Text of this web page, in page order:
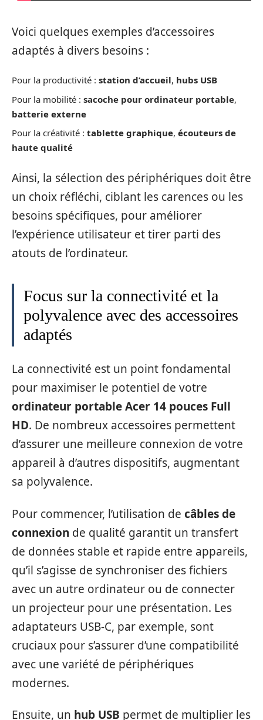
Voici quelques exemples d’accessoires
adaptés à divers besoins :
Pour la productivité : station d’accueil, hubs USB
Pour la mobilité : sacoche pour ordinateur portable,
batterie externe
Pour la créativité : tablette graphique, écouteurs de
haute qualité
Ainsi, la sélection des périphériques doit être
un choix réfléchi, ciblant les carences ou les
besoins spécifiques, pour améliorer
l’expérience utilisateur et tirer parti des
atouts de l’ordinateur.
Focus sur la connectivité et la
polyvalence avec des accessoires
adaptés
La connectivité est un point fondamental
pour maximiser le potentiel de votre
ordinateur portable Acer 14 pouces Full
HD. De nombreux accessoires permettent
d’assurer une meilleure connexion de votre
appareil à d’autres dispositifs, augmentant
sa polyvalence.
Pour commencer, l’utilisation de câbles de
connexion de qualité garantit un transfert
de données stable et rapide entre appareils,
qu’il s’agisse de synchroniser des fichiers
avec un autre ordinateur ou de connecter
un projecteur pour une présentation. Les
adaptateurs USB-C, par exemple, sont
cruciaux pour s’assurer d’une compatibilité
avec une variété de périphériques
modernes.
Ensuite, un hub USB permet de multiplier les